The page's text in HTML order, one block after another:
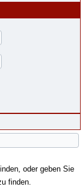
oder geben Sie
finden.